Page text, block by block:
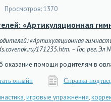
Просмотров:1370
«Артикуляционная
«Артикуляционная
171235.htm. – Гос. рег. Эл
оказание помощи родителям в
онлайн Справка-
,игровые упражнения,